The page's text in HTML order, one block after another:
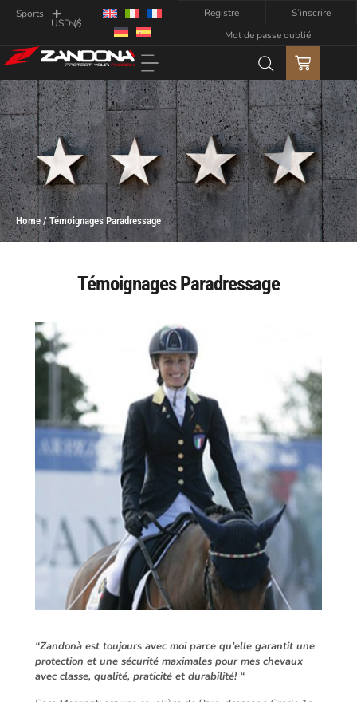
Sports Registre
S’inscrire
Mot de passe oublié
Home / Témoignages Paradressage
TémoignagesParadressage
“Zandonà est toujours avec moi parce qu’elle garantit une
protection et une sécurité maximales pour mes chevaux
avec classe, qualité, praticité et durabilité! “